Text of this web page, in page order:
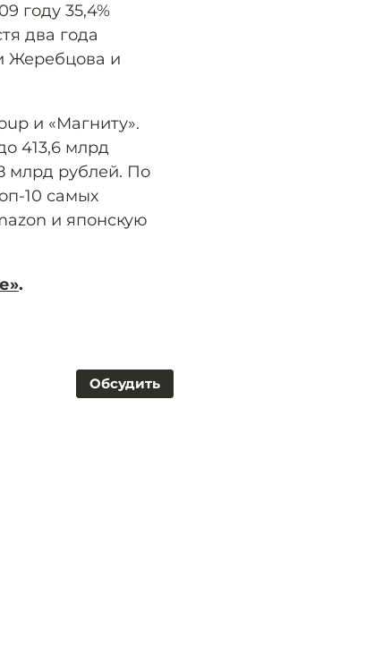
году 35,4%
два года
Жеребцова и
и «Магниту».
413,6 млрд
млрд рублей. По
10 самых
и японскую
.
Обсудить